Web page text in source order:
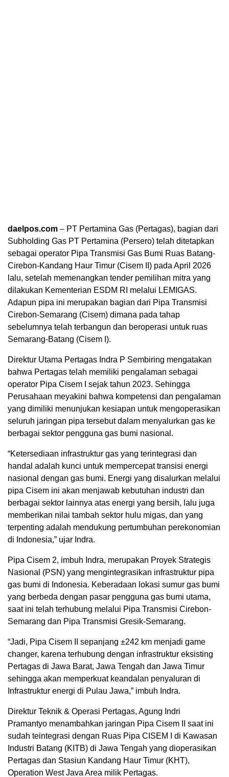
daelpos.com – PT Pertamina Gas (Pertagas), bagian dari
Subholding Gas PT Pertamina (Persero) telah ditetapkan
sebagai operator Pipa Transmisi Gas Bumi Ruas Batang-
Cirebon-Kandang Haur Timur (Cisem II) pada April 2026
lalu, setelah memenangkan tender pemilihan mitra yang
dilakukan Kementerian ESDM RI melalui LEMIGAS.
Adapun pipa ini merupakan bagian dari Pipa Transmisi
Cirebon-Semarang (Cisem) dimana pada tahap
sebelumnya telah terbangun dan beroperasi untuk ruas
Semarang-Batang (Cisem I).
Direktur Utama Pertagas Indra P Sembiring mengatakan
bahwa Pertagas telah memiliki pengalaman sebagai
operator Pipa Cisem I sejak tahun 2023. Sehingga
Perusahaan meyakini bahwa kompetensi dan pengalaman
yang dimiliki menunjukan kesiapan untuk mengoperasikan
seluruh jaringan pipa tersebut dalam menyalurkan gas ke
berbagai sektor pengguna gas bumi nasional.
“Ketersediaan infrastruktur gas yang terintegrasi dan
handal adalah kunci untuk mempercepat transisi energi
nasional dengan gas bumi. Energi yang disalurkan melalui
pipa Cisem ini akan menjawab kebutuhan industri dan
berbagai sektor lainnya atas energi yang bersih, lalu juga
memberikan nilai tambah sektor hulu migas, dan yang
terpenting adalah mendukung pertumbuhan perekonomian
di Indonesia,” ujar Indra.
Pipa Cisem 2, imbuh Indra, merupakan Proyek Strategis
Nasional (PSN) yang mengintegrasikan infrastruktur pipa
gas bumi di Indonesia. Keberadaan lokasi sumur gas bumi
yang berbeda dengan pasar pengguna gas bumi utama,
saat ini telah terhubung melalui Pipa Transmisi Cirebon-
Semarang dan Pipa Transmisi Gresik-Semarang.
“Jadi, Pipa Cisem II sepanjang ±242 km menjadi game
changer, karena terhubung dengan infrastruktur eksisting
Pertagas di Jawa Barat, Jawa Tengah dan Jawa Timur
sehingga akan memperkuat keandalan penyaluran di
Infrastruktur energi di Pulau Jawa,” imbuh Indra.
Direktur Teknik & Operasi Pertagas, Agung Indri
Pramantyo menambahkan jaringan Pipa Cisem II saat ini
sudah teintegrasi dengan Ruas Pipa CISEM I di Kawasan
Industri Batang (KITB) di Jawa Tengah yang dioperasikan
Pertagas dan Stasiun Kandang Haur Timur (KHT),
Operation West Java Area milik Pertagas.